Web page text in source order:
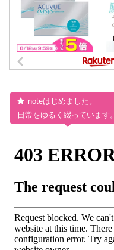
noteはじめました。
日常をゆるく綴っています。